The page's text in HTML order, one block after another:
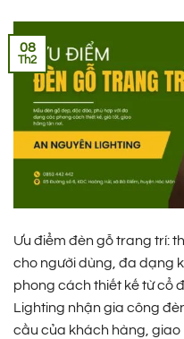
08
Th2
Ưu điểm đèn gỗ trang trí:
cho người dùng, đa dạng
phong cách thiết kế từ cổ
Lighting nhận gia công
cầu của khách hàng,